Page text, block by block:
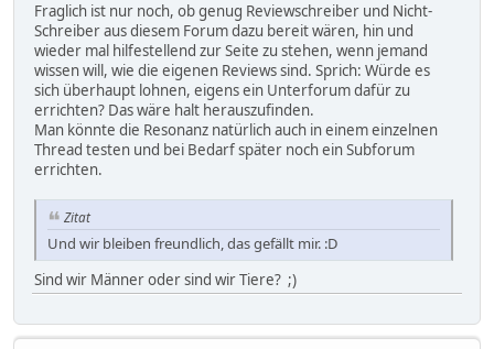
Fraglich ist nur noch, ob genug Reviewschreiber und Nicht-
Schreiber aus diesem Forum dazu bereit wären, hin und
wieder mal hilfestellend zur Seite zu stehen, wenn jemand
wissen will, wie die eigenen Reviews sind. Sprich: Würde es
sich überhaupt lohnen, eigens ein Unterforum dafür zu
errichten? Das wäre halt herauszufinden.
Man könnte die Resonanz natürlich auch in einem einzelnen
Thread testen und bei Bedarf später noch ein Subforum
errichten.
Zitat
Und wir bleiben freundlich, das gefällt mir. :D
Sind wir Männer oder sind wir Tiere? ;)